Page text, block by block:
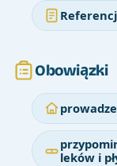
Obowiązki
leków i